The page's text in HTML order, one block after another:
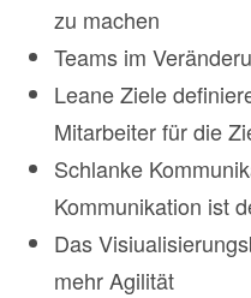
zu machen
Teams im
Leane Ziele
Mitarbeiter für die
Schlanke
Kommunikation ist
Das
mehr Agilität